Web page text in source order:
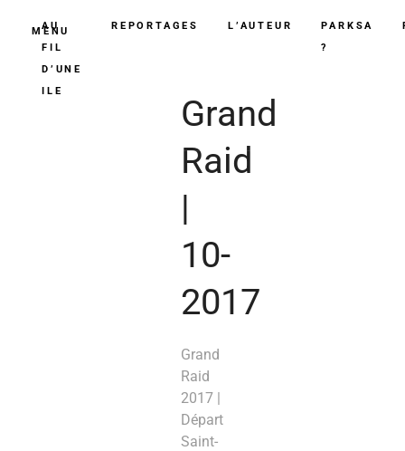
MENU
AU
FIL
D’UNE
ILE
REPORTAGES L’AUTEUR
PARKSA
?
Grand
Raid
|
10-
2017
Grand
Raid
2017 |
Départ
Saint-